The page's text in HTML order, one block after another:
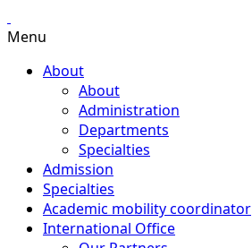
Menu
About
About
Administration
Departments
Specialties
Admission
Specialties
Academic mobility coordinator
International Office